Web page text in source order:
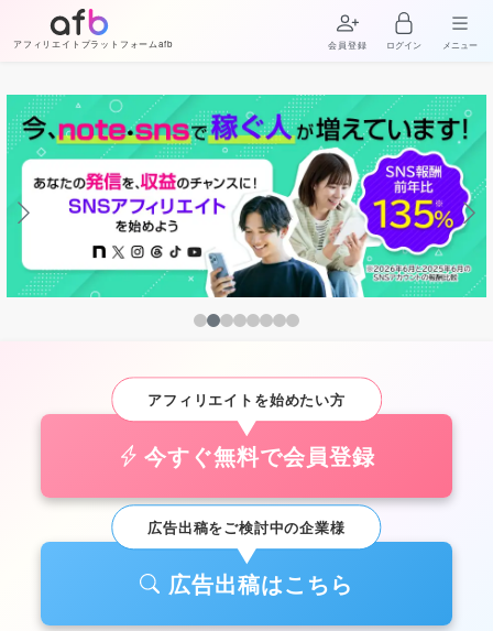
アフィリエイトプラットフォームafb 会員登録 ログイン メニュー
アフィリエイトを始めたい方
今すぐ無料で会員登録
パートナー会員登録方法はこちら
広告出稿をご検討中の企業様
広告出稿はこちら